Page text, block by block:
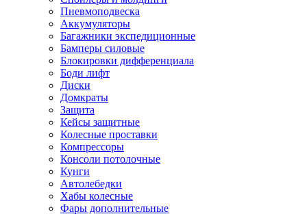
Пневмоподвеска
Аккумуляторы
Багажники экспедиционные
Бамперы силовые
Блокировки дифференциала
Боди лифт
Диски
Домкраты
Защита
Кейсы защитные
Колесные проставки
Компрессоры
Консоли потолочные
Кунги
Автолебедки
Хабы колесные
Фары дополнительные